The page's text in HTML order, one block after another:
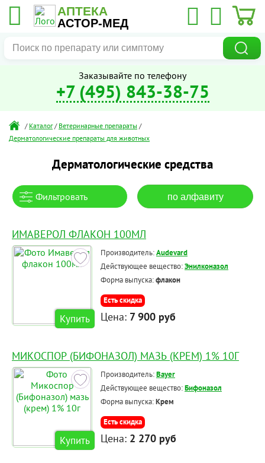
АПТЕКА
АСТОР-МЕД
Заказывайте по телефону
+7 (495) 843-38-75
/ Каталог / Ветеринарные препараты /
Дерматологические препараты для животных
Дерматологические средства
Фильтровать по алфавиту
ИМАВЕРОЛ ФЛАКОН 100МЛ
Купить
Производитель:Audevard
Действующее вещество:Энилконазол
Форма выпуска:флакон
Есть скидка
Цена: 7 900 руб
МИКОСПОР (БИФОНАЗОЛ) МАЗЬ (КРЕМ) 1% 10Г
Купить
Производитель:Bayer
Действующее вещество:Бифоназол
Форма выпуска:Крем
Есть скидка
Цена: 2 270 руб